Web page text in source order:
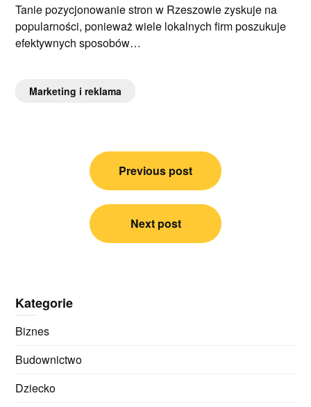
Tanie pozycjonowanie stron w Rzeszowie zyskuje na
popularności, ponieważ wiele lokalnych firm poszukuje
efektywnych sposobów…
Marketing i reklama
Nawigacja
Previous post
Next post
Kategorie
Biznes
Budownictwo
Dziecko